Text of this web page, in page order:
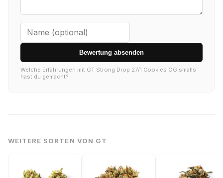
Bewertung absenden
Welche Erfahrungen mit GT Strong Drop 27/1 Cookies OG smalls
hast du gemacht?
WEITERE SORTEN VON GT